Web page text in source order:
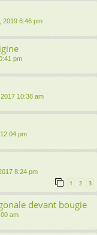
2019 6:46 pm
pm
10:38 am
pm
8:24 pm
1 2 3
devant bougie
am